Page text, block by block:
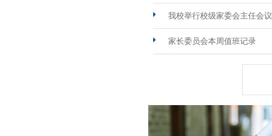
我校举行校级家委会主任会议
家长委员会本周值班记录